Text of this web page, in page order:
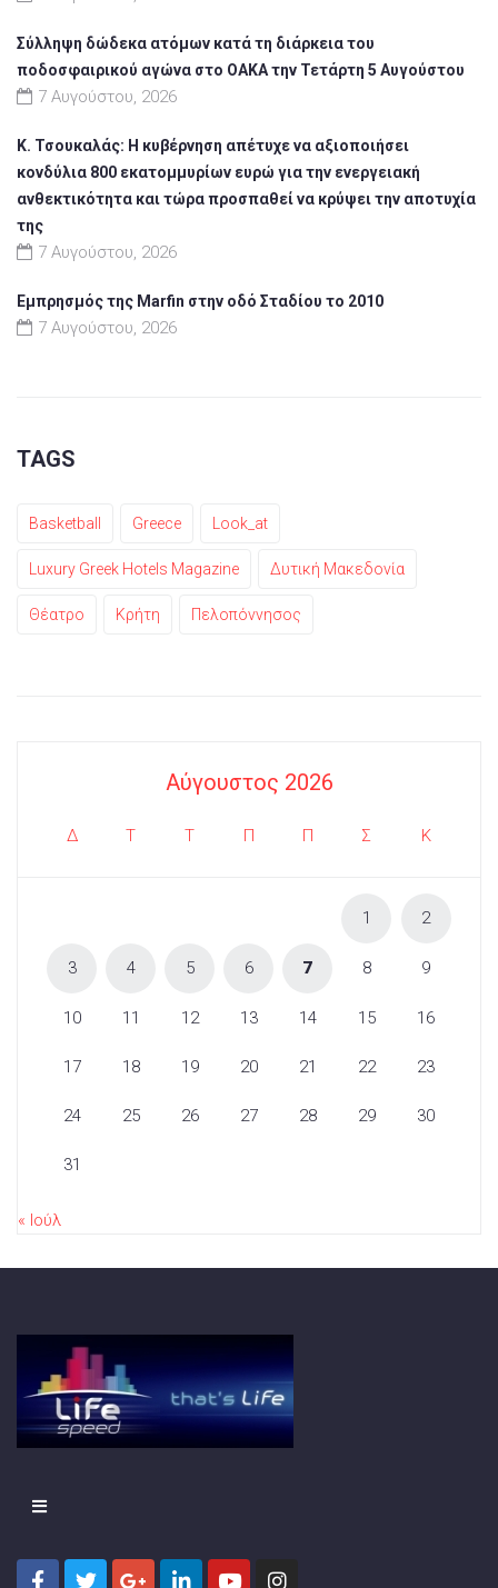
Σύλληψη δώδεκα ατόμων κατά τη διάρκεια του
ποδοσφαιρικού αγώνα στο ΟΑΚΑ την Τετάρτη 5 Αυγούστου
7 Αυγούστου, 2026
Κ. Τσουκαλάς: Η κυβέρνηση απέτυχε να αξιοποιήσει
κονδύλια 800 εκατομμυρίων ευρώ για την ενεργειακή
ανθεκτικότητα και τώρα προσπαθεί να κρύψει την αποτυχία
της
7 Αυγούστου, 2026
Εμπρησμός της Marfin στην οδό Σταδίου το 2010
7 Αυγούστου, 2026
TAGS
Basketball Greece Look_at
Luxury Greek Hotels Magazine Δυτική Μακεδονία
Θέατρο Κρήτη Πελοπόννησος
Αύγουστος 2026
Δ Τ Τ Π Π Σ Κ
1 2
3 4 5 6 7 8 9
10 11 12 13 14 15 16
17 18 19 20 21 22 23
24 25 26 27 28 29 30
31
« Ιούλ